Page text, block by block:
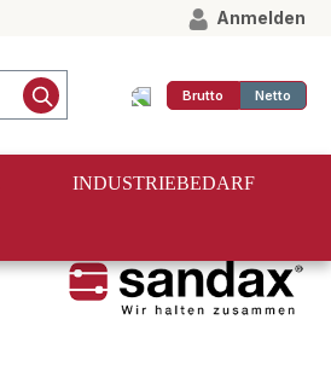
Anmelden
Brutto Netto
INDUSTRIEBEDARF